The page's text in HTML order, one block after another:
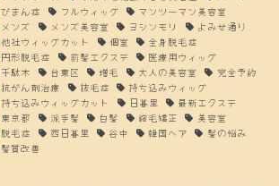
びまん症
フルウィッグ
マンツーマン美容室
メンズ
メンズ美容室 ヨシンモリ
よみせ通り
他社ウィッグカット
個室
全身脱毛症
円形脱毛症
前髪エクステ
医療用ウィッグ
千駄木
台東区 増毛 大人の美容室
完全予約
抗がん剤治療
抜毛症
持ち込みウィッグ
持ち込みウィッグカット
日暮里
最新エクステ
東京都
派手髪 白髪 縮毛矯正
美容室
脱毛症
西日暮里 谷中 韓国ヘア
髪の悩み
髪質改善